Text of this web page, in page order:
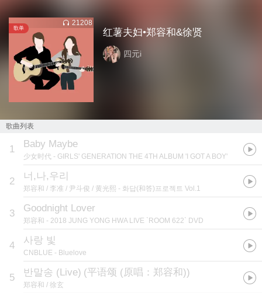
歌单
21208
红薯夫妇•郑容和&徐贤
四元i
歌曲列表
1 Baby Maybe
少女时代 - GIRLS' GENERATION THE 4TH ALBUM 'I GOT A BOY'
2 너,나,우리
郑容和 / 李准 / 尹斗俊 / 黄光熙 - 화답(和答)프로젝트 Vol.1
3 Goodnight Lover
郑容和 - 2018 JUNG YONG HWA LIVE `ROOM 622` DVD
4 사랑 빛
CNBLUE - Bluelove
5 반말송 (Live) (平语颂 (原唱：郑容和))
郑容和 / 徐玄